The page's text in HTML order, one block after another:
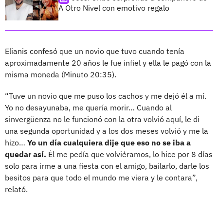
A Otro Nivel con emotivo regalo
Elianis confesó que un novio que tuvo cuando tenía
aproximadamente 20 años le fue infiel y ella le pagó con la
misma moneda (Minuto 20:35).
“Tuve un novio que me puso los cachos y me dejó él a mí.
Yo no desayunaba, me quería morir… Cuando al
sinvergüenza no le funcionó con la otra volvió aquí, le di
una segunda oportunidad y a los dos meses volvió y me la
hizo… Yo un día cualquiera dije que eso no se iba a
quedar así. Él me pedía que volviéramos, lo hice por 8 días
solo para irme a una fiesta con el amigo, bailarlo, darle los
besitos para que todo el mundo me viera y le contara”,
relató.